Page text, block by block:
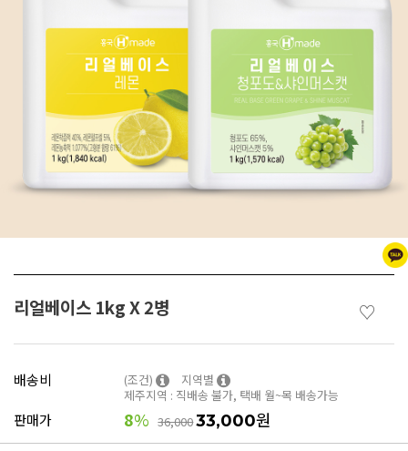
리얼베이스 1kg X 2병 ♡
배송비 (조건)
지역별
제주지역 : 직배송 불가, 택배 월~목 배송가능
판매가 8% 36,00033,000원